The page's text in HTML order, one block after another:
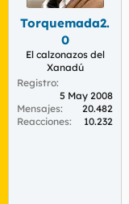
d
e
m
Torquemada2.
0
El calzonazos del
Xanadú
Registro
5 May 2008
Mensajes
20.482
Reacciones
10.232